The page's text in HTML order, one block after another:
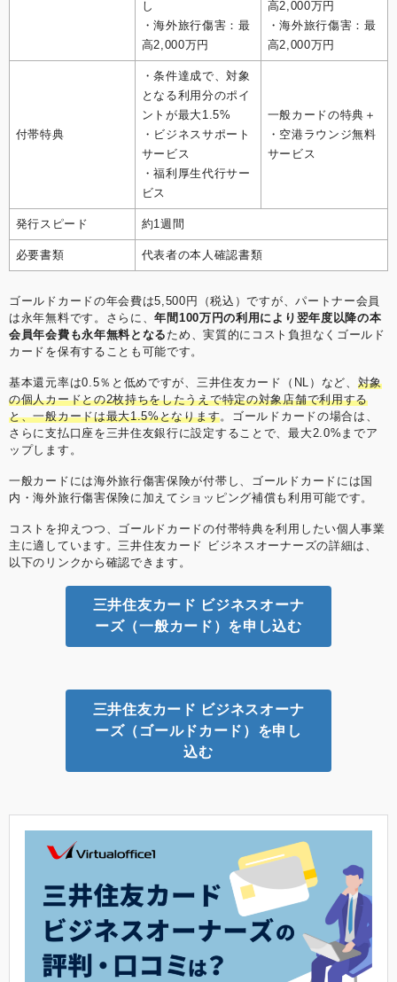
し
・海外旅行傷害：最
高2,000万円
高2,000万円
・海外旅行傷害：最
高2,000万円
付帯特典
・条件達成で、対象
となる利用分のポイ
ントが最大1.5%
・ビジネスサポート
サービス
・福利厚生代行サー
ビス
一般カードの特典＋
・空港ラウンジ無料
サービス
発行スピード 約1週間
必要書類 代表者の本人確認書類
ゴールドカードの年会費は5,500円（税込）ですが、パートナー会員
は永年無料です。さらに、年間100万円の利用により翌年度以降の本
会員年会費も永年無料となる ため、実質的にコスト負担なくゴールド
カードを保有することも可能です。
基本還元率は0.5％と低めですが、三井住友カード（NL）など、 対象
の個人カードとの2枚持ちをしたうえで特定の対象店舗で利用する
と、一般カードは最大1.5%となります。ゴールドカードの場合は、
さらに支払口座を三井住友銀行に設定することで、最大2.0%までア
ップします。
一般カードには海外旅行傷害保険が付帯し、ゴールドカードには国
内・海外旅行傷害保険に加えてショッピング補償も利用可能です。
コストを抑えつつ、ゴールドカードの付帯特典を利用したい個人事業
主に適しています。三井住友カード ビジネスオーナーズの詳細は、
以下のリンクから確認できます。
三井住友カード ビジネスオーナ
ーズ（一般カード）を申し込む
三井住友カード ビジネスオーナ
ーズ（ゴールドカード）を申し
込む